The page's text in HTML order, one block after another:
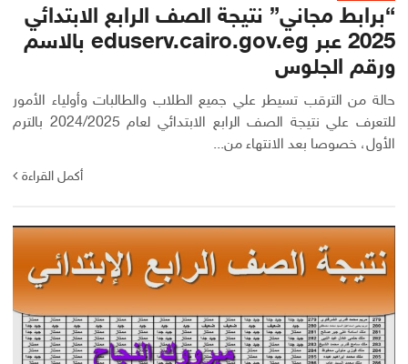
“برابط مجاني” نتيجة الصف الرابع الابتدائي
2025 عبر eduserv.cairo.gov.eg بالاسم
ورقم الجلوس
حالة من الترقب تسيطر علي جميع الطلاب والطالبات وأولياء الأمور
للتعرف علي نتيجة الصف الرابع الابتدائي لعام 2024/2025 بالترم
الأول، خصوصا بعد الانتهاء من...
أكمل القراءة